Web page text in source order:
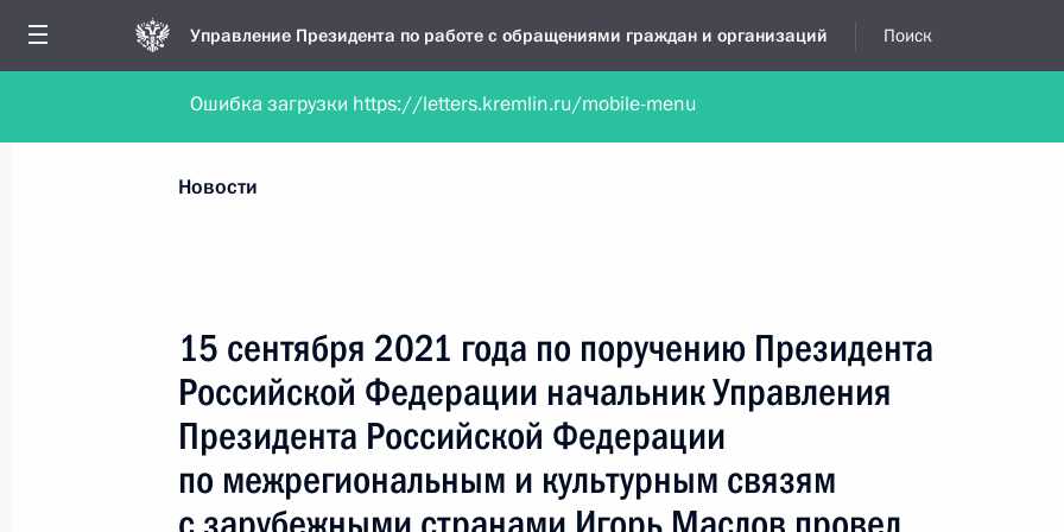
Управление Президента по работе с обращениями граждан и организаций Поиск
Обратиться в форме электронного документа Обратиться в устной форме
Все новости
Все руководители, регионы, города и темы
Новости
15 сентября 2021 года по поручению Президента
Российской Федерации начальник Управления
Президента Российской Федерации
по межрегиональным и культурным связям
Ошибка загрузки https://letters.kremlin.ru/mobile-menu